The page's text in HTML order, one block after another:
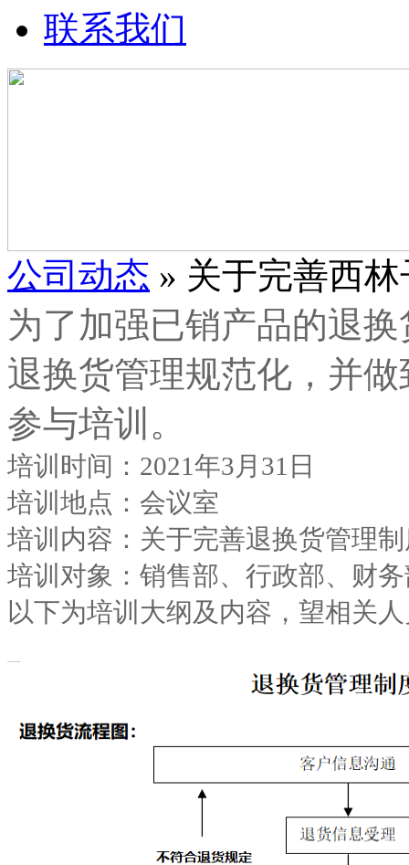
联系我们
公司动态 » 关于完善西
为了加强已销产品的退
退换货管理规范化，并
参与培训。
培训时间：2021年3月31日
培训地点：会议室
培训内容：关于完善退换货管理
培训对象：销售部、行政部、财
以下为培训大纲及内容，望相关